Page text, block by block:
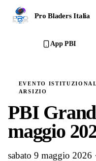
Pro Bladers Italia
Ranking
Regolamento
App PBI
EVENTO
ARSIZIO
PBI
maggio
sabato 9 maggio 2026